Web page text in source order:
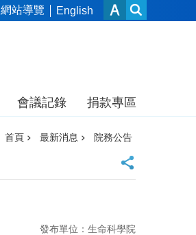
網站導覽 English
會議記錄 捐款專區
首頁 最新消息 院務公告
發布單位：生命科學院